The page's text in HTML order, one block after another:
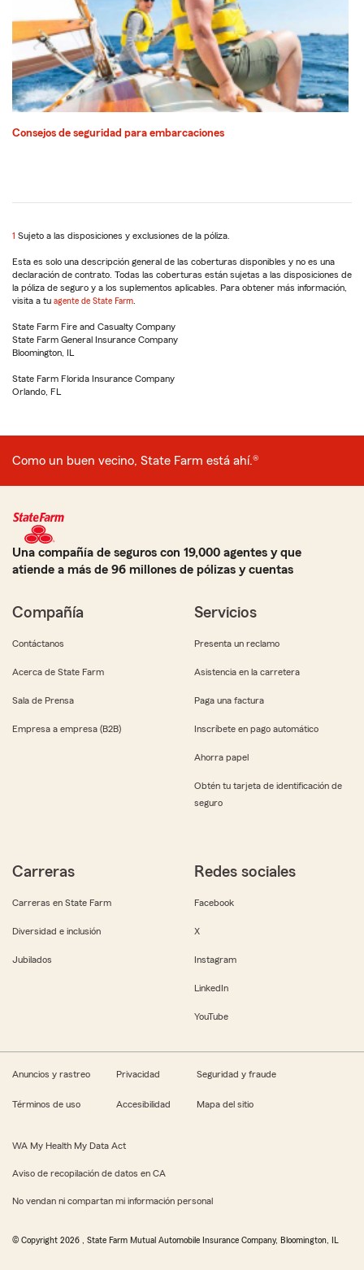
Consejos de seguridad para embarcaciones
1 Return
reference
Sujeto a las disposiciones y exclusiones de la póliza.
Esta es solo una descripción general de las coberturas disponibles y no es una
declaración de contrato. Todas las coberturas están sujetas a las disposiciones de
la póliza de seguro y a los suplementos aplicables. Para obtener más información,
visita a tu agente de State Farm
State Farm Fire and Casualty Company
State Farm General Insurance Company
Bloomington, IL
State Farm Florida Insurance Company
Orlando, FL
Como un buen vecino, State Farm está ahí.®
Una compañía de seguros con 19,000 agentes y que
atiende a más de 96 millones de pólizas y cuentas
Compañía
Contáctanos
Acerca de State Farm
Sala de Prensa
Empresa a empresa (B2B)
Servicios
Presenta un reclamo
Asistencia en la carretera
Paga una factura
Inscríbete en pago automático
Ahorra papel
Obtén tu tarjeta de identificación de
seguro
Carreras
Carreras en State Farm
Diversidad e inclusión
Jubilados
Redes sociales
Facebook
X
Instagram
LinkedIn
YouTube
Anuncios y rastreo Privacidad Seguridad y fraude
Términos de uso Accesibilidad Mapa del sitio
WA My Health My Data Act
Aviso de recopilación de datos en CA
No vendan ni compartan mi información personal
© Copyright 2026 , State Farm Mutual Automobile Insurance Company, Bloomington, IL